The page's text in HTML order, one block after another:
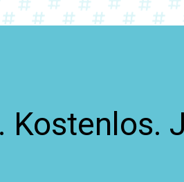
Kostenlos.